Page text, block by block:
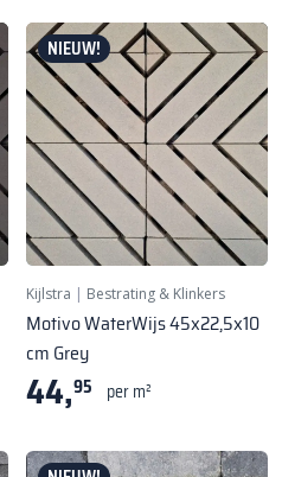
NIEUW!
Kijlstra | Bestrating & Klinkers
Motivo WaterWijs 45x22,5x10
cm Grey
44,95 per m²